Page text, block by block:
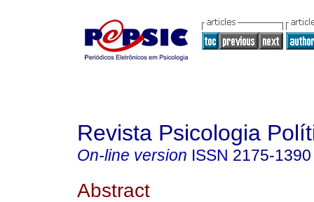
Revista Psicologia
On-line version ISSN 2175-1390
Abstract